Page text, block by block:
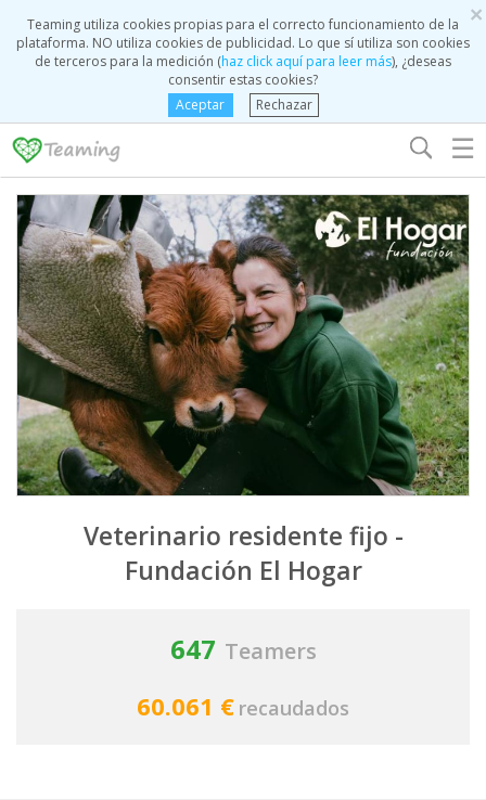
×
Teaming utiliza cookies propias para el correcto funcionamiento de la
plataforma. NO utiliza cookies de publicidad. Lo que sí utiliza son cookies
de terceros para la medición (haz click aquí para leer más), ¿deseas
consentir estas cookies?
Aceptar
Rechazar
☰
Veterinario residente fijo -
Fundación El Hogar
647 Teamers
60.061 € recaudados